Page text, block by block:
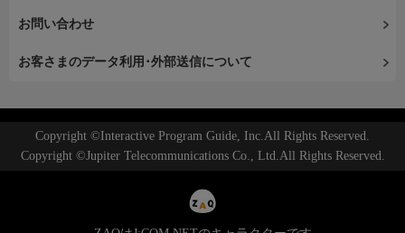
お問い合わせ
お客さまのデータ利用･外部送信について
Copyright ©Interactive Program Guide, Inc.All Rights Reserved.
Copyright ©Jupiter Telecommunications Co., Ltd.All Rights Reserved.